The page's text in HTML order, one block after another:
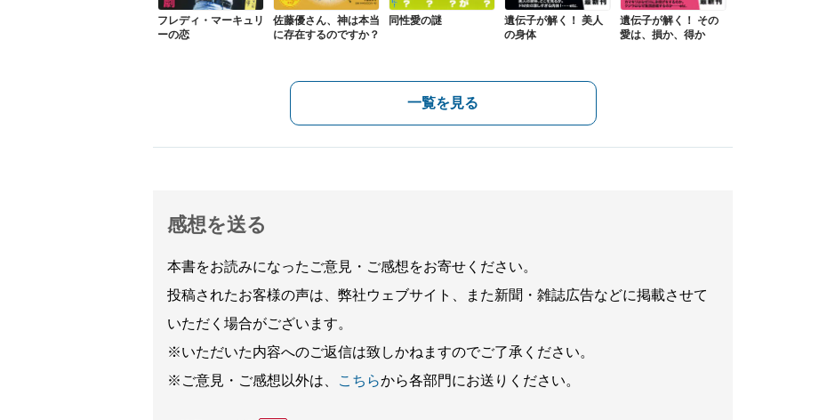
フレディ・マーキュリ
ーの恋
佐藤優さん、神は本当
に存在するのですか？
同性愛の謎
遺伝子が解く！ 美人
の身体
遺伝子が解く！ その
愛は、損か、得か
一覧を見る
感想を送る
本書をお読みになったご意見・ご感想をお寄せください。
投稿されたお客様の声は、弊社ウェブサイト、また新聞・雑誌広告などに掲載させて
いただく場合がございます。
※いただいた内容へのご返信は致しかねますのでご了承ください。
※ご意見・ご感想以外は、
こちらから各部門にお送りください。